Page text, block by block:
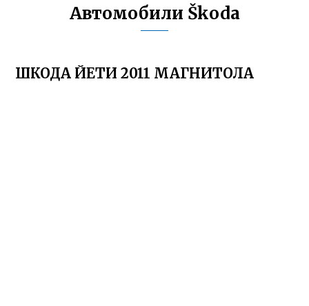
Автомобили Škoda
ШКОДА ЙЕТИ 2011 МАГНИТОЛА